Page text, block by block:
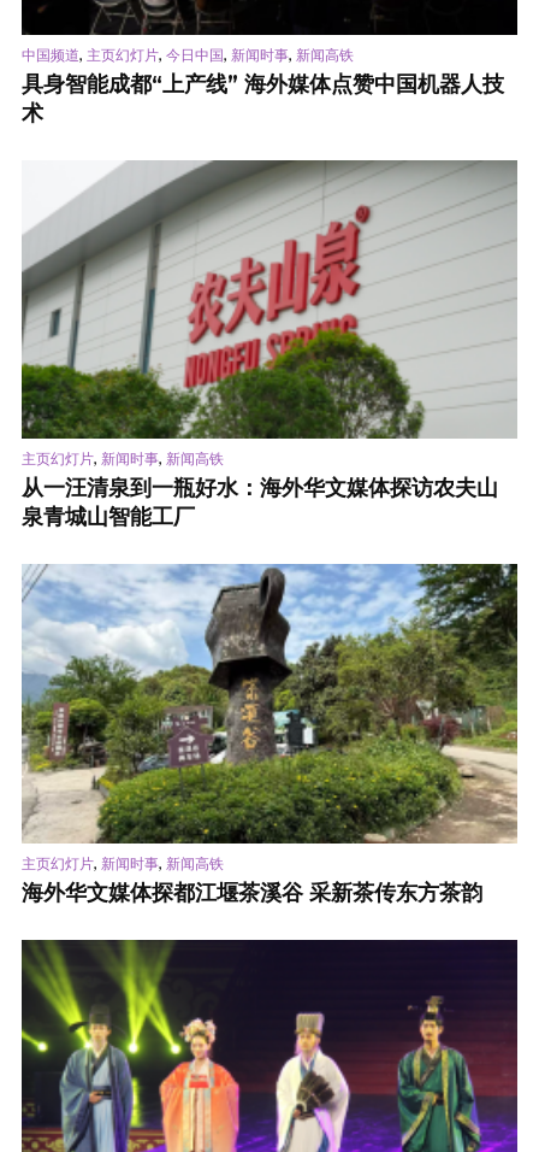
中国频道, 主页幻灯片, 今日中国, 新闻时事, 新闻高铁
具身智能成都“上产线” 海外媒体点赞中国机器人技
术
主页幻灯片, 新闻时事, 新闻高铁
从一汪清泉到一瓶好水：海外华文媒体探访农夫山
泉青城山智能工厂
主页幻灯片, 新闻时事, 新闻高铁
海外华文媒体探都江堰茶溪谷 采新茶传东方茶韵